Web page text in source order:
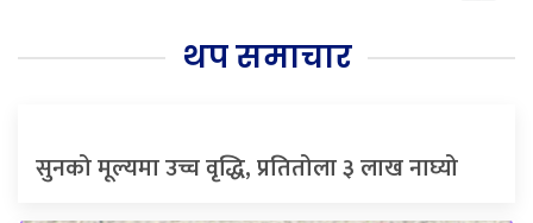
थप समाचार
सुनको मूल्यमा उच्च वृद्धि, प्रतितोला ३ लाख नाघ्यो